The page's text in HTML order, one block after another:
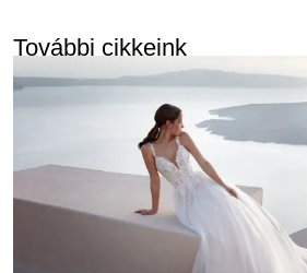
További cikkeink